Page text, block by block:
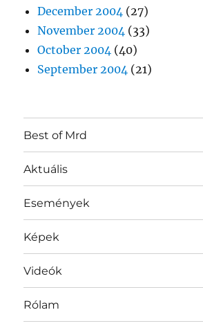
December 2004 (27)
November 2004 (33)
October 2004 (40)
September 2004 (21)
Best of Mrd
Aktuális
Események
Képek
Videók
Rólam